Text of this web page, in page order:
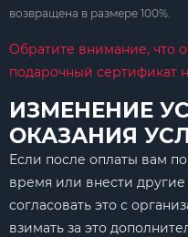
возвращена в размере 100%.
Обратите внимание, что
подарочный сертификат
ИЗМЕНЕНИЕ
ОКАЗАНИЯ
Если после оплаты вам
время или внести
согласовать это с
взимать за это